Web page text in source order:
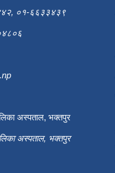
०१-६६३३४३९
अस्पताल, भक्तपुर
अस्पताल, भक्तपुर